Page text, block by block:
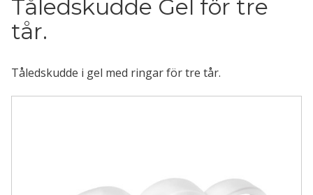
Tåledskudde Gel för tre
tår.
Tåledskudde i gel med ringar för tre tår.